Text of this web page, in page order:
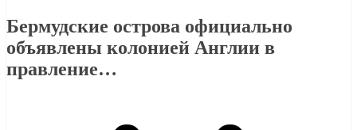
Бермудские острова официально
объявлены колонией Англии в
правление…